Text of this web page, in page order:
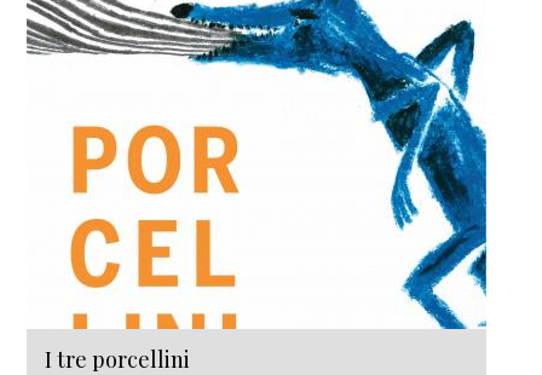
I tre porcellini